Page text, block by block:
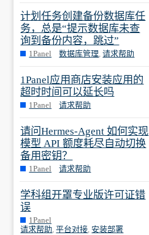
计划任务创建备份数据库任
务，总是“提示数据库未查
询到备份内容，跳过”
1Panel 数据库管理,请求帮助
1Panel应用商店安装应用的
超时时间可以延长吗
1Panel 请求帮助
请问Hermes-Agent 如何实现
模型 API 额度耗尽自动切换
备用密钥？
1Panel 请求帮助
学科组开罩专业版许可证错
误
1Panel
请求帮助,平台对接,安装部署